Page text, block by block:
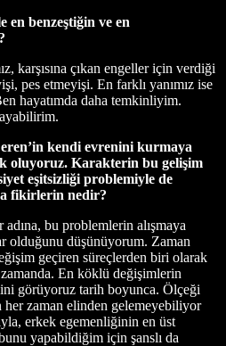
benzeştiğin ve en
karşısına çıkan engeller için verdiği
pes etmeyişi. En farklı yanımız ise
hayatımda daha temkinliyim.
kendi evrenini kurmaya
oluyoruz. Karakterin bu gelişim
eşitsizliği problemiyle de
fikirlerin nedir?
bu problemlerin alışmaya
olduğunu düşünüyorum. Zaman
geçiren süreçlerden biri olarak
En köklü değişimlerin
görüyoruz tarih boyunca. Ölçeği
zaman elinden gelemeyebiliyor
erkek egemenliğinin en üst
yapabildiğim için şanslı da